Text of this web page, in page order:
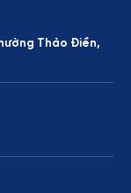
Thảo Điền,